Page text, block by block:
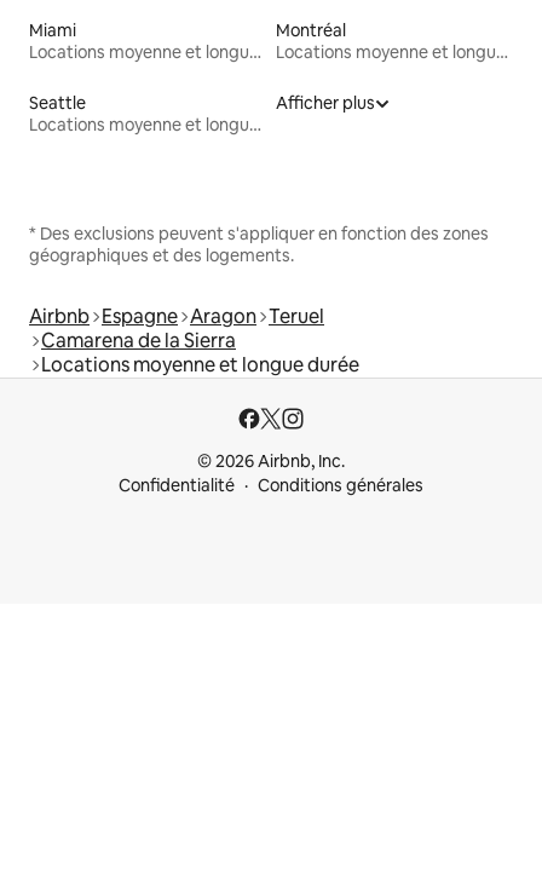
Miami
Locations moyenne et longue durée
Montréal
Locations moyenne et longue durée
Seattle
Locations moyenne et longue durée
Afficher plus
* Des exclusions peuvent s'appliquer en fonction des zones
géographiques et des logements.
Airbnb Espagne Aragon Teruel
Camarena de la Sierra
Locations moyenne et longue durée
© 2026 Airbnb, Inc.
Confidentialité
Conditions générales